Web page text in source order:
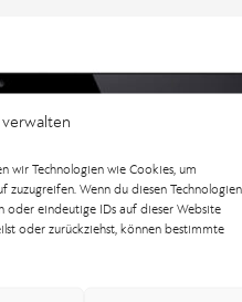
verwalten
wir Technologien wie Cookies, um
Wenn du diesen Technologien
oder eindeutige IDs auf dieser Website
oder zurückziehst, können bestimmte